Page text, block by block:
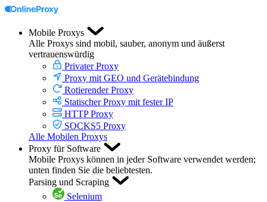
Mobile Proxys
Alle Proxys sind mobil, sauber, anonym und äußerst
vertrauenswürdig
Privater Proxy
Proxy mit GEO und Gerätebindung
Rotierender Proxy
Statischer Proxy mit fester IP
HTTP Proxy
SOCKS5 Proxy
Alle Mobilen Proxys
Proxy für Software
Mobile Proxys können in jeder Software verwendet werden;
unten finden Sie die beliebtesten.
Parsing und Scraping
Selenium